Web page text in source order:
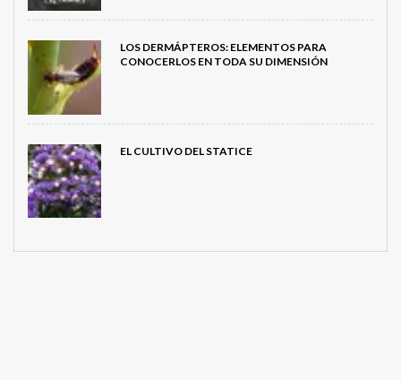
LOS DERMÁPTEROS: ELEMENTOS PARA
CONOCERLOS EN TODA SU DIMENSIÓN
EL CULTIVO DEL STATICE